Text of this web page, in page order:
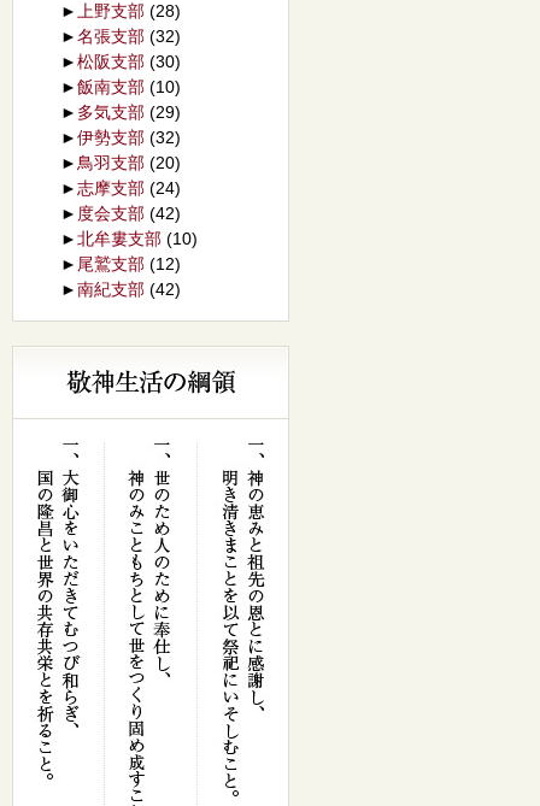
►
上野支部 (28)
►名張支部 (32)
►松阪支部 (30)
►飯南支部 (10)
► 多気支部 (29)
►伊勢支部 (32)
► 鳥羽支部 (20)
►志摩支部 (24)
► 度会支部 (42)
►北牟婁支部 (10)
► 尾鷲支部 (12)
►南紀支部 (42)